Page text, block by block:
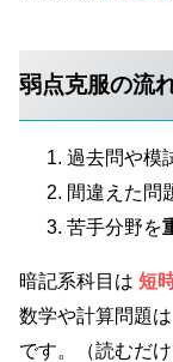
弱点克服の流
過去問や模
間違えた問
苦手分野を
暗記系科目は 短
数学や計算問題
です。（読むだ